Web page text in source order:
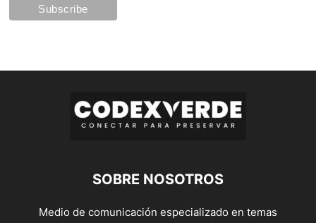
SOBRE NOSOTROS
Medio de comunicación especializado en temas